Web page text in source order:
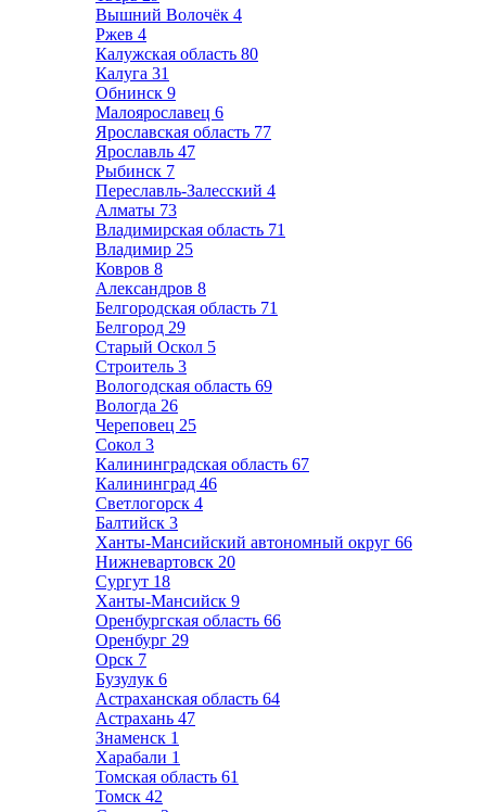
Вышний Волочёк 4
Ржев 4
Калужская область 80
Калуга 31
Обнинск 9
Малоярославец 6
Ярославская область 77
Ярославль 47
Рыбинск 7
Переславль-Залесский 4
Алматы 73
Владимирская область 71
Владимир 25
Ковров 8
Александров 8
Белгородская область 71
Белгород 29
Старый Оскол 5
Строитель 3
Вологодская область 69
Вологда 26
Череповец 25
Сокол 3
Калининградская область 67
Калининград 46
Светлогорск 4
Балтийск 3
Ханты-Мансийский автономный округ 66
Нижневартовск 20
Сургут 18
Ханты-Мансийск 9
Оренбургская область 66
Оренбург 29
Орск 7
Бузулук 6
Астраханская область 64
Астрахань 47
Знаменск 1
Харабали 1
Томская область 61
Томск 42